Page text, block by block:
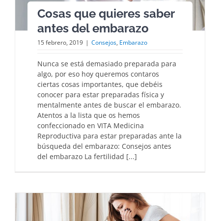
Cosas que quieres saber
antes del embarazo
15 febrero, 2019 | Consejos, Embarazo
Nunca se está demasiado preparada para
algo, por eso hoy queremos contaros
ciertas cosas importantes, que debéis
conocer para estar preparadas física y
mentalmente antes de buscar el embarazo.
Atentos a la lista que os hemos
confeccionado en VITA Medicina
Reproductiva para estar preparadas ante la
búsqueda del embarazo: Consejos antes
del embarazo La fertilidad [...]